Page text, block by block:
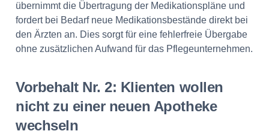
übernimmt die Übertragung der Medikationspläne und
fordert bei Bedarf neue Medikationsbestände direkt bei
den Ärzten an. Dies sorgt für eine fehlerfreie Übergabe
ohne zusätzlichen Aufwand für das Pflegeunternehmen.
Vorbehalt Nr. 2: Klienten wollen
nicht zu einer neuen Apotheke
wechseln